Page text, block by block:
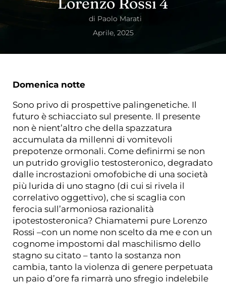
di Paolo Marati
Aprile, 2025
Domenica notte
Sono privo di prospettive palingenetiche. Il
futuro è schiacciato sul presente. Il presente
non è nient’altro che della spazzatura
accumulata da millenni di vomitevoli
prepotenze ormonali. Come definirmi se non
un putrido groviglio testosteronico, degradato
dalle incrostazioni omofobiche di una società
più lurida di uno stagno (di cui si rivela il
correlativo oggettivo), che si scaglia con
ferocia sull’armoniosa razionalità
ipotestosteronica? Chiamatemi pure Lorenzo
Rossi –con un nome non scelto da me e con un
cognome impostomi dal maschilismo dello
stagno su citato – tanto la sostanza non
cambia, tanto la violenza di genere perpetuata
un paio d’ore fa rimarrà uno sfregio indelebile